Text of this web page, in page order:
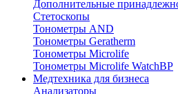
Дополнительные
Стетоскопы
Тонометры AND
Тонометры Geratherm
Тонометры Microlife
Тонометры Microlife WatchBP
Медтехника для бизнеса
Анализаторы